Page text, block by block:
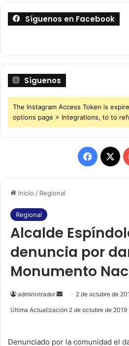
Inicio / Regional
Regional
Alcalde
denuncia por
Monumento
administrador
e
a
2 de octubre de
Última Actualización 2 de octubre de 2019
Denunciado por la comunidad el
Síguenos en Facebook
Síguenos
The Instagram Access Token is
options page > Integrations, to to
F
a
b
o
o
k
X